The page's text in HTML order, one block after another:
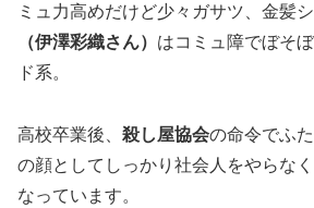
ミュ力高めだけど少々ガサツ、金髪
（伊澤彩織さん） はコミュ障でぼそ
ド系。
高校卒業後、 殺し屋協会の命令でふ
の顔としてしっかり社会人をやらな
なっています。